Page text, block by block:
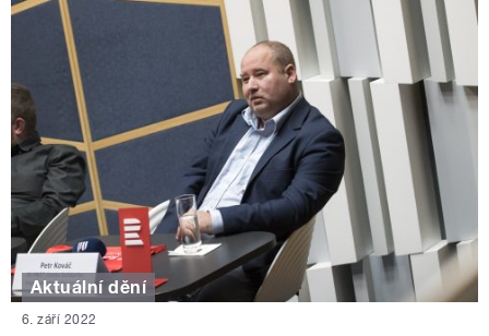
Aktuální dění
6. září 2022